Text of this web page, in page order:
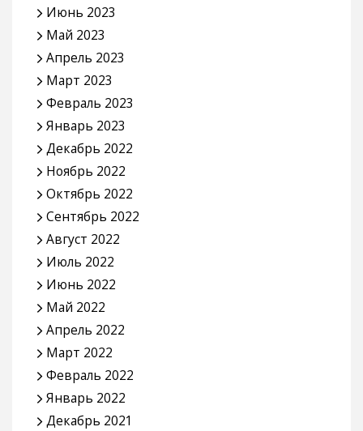
Июнь 2023
Май 2023
Апрель 2023
Март 2023
Февраль 2023
Январь 2023
Декабрь 2022
Ноябрь 2022
Октябрь 2022
Сентябрь 2022
Август 2022
Июль 2022
Июнь 2022
Май 2022
Апрель 2022
Март 2022
Февраль 2022
Январь 2022
Декабрь 2021